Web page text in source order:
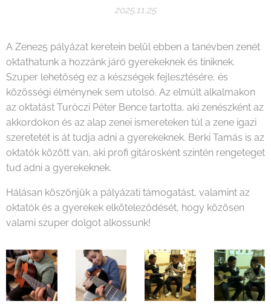
2025.11.25
A Zene25 pályázat keretein belül ebben a tanévben zenét
oktathatunk a hozzánk járó gyerekeknek és tiniknek.
Szuper lehetőség ez a készségek fejlesztésére, és
közösségi élménynek sem utolsó. Az elmúlt alkalmakon
az oktatást Turóczi Péter Bence tartotta, aki zenészként az
akkordokon és az alap zenei ismereteken túl a zene igazi
szeretetét is át tudja adni a gyerekeknek. Berki Tamás is az
oktatók között van, aki profi gitárosként szintén rengeteget
tud adni a gyerekeknek.
Hálásan köszönjük a pályázati támogatást, valamint az
oktatók és a gyerekek elköteleződését, hogy közösen
valami szuper dolgot alkossunk!